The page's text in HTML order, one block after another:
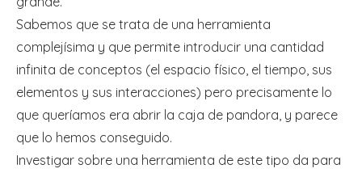
Sabemos que se trata de una herramienta
complejísima y que permite introducir una cantidad
infinita de conceptos (el espacio físico, el tiempo, sus
elementos y sus interacciones) pero precisamente lo
que queríamos era abrir la caja de pandora, y parece
que lo hemos conseguido.
Investigar sobre una herramienta de este tipo da para